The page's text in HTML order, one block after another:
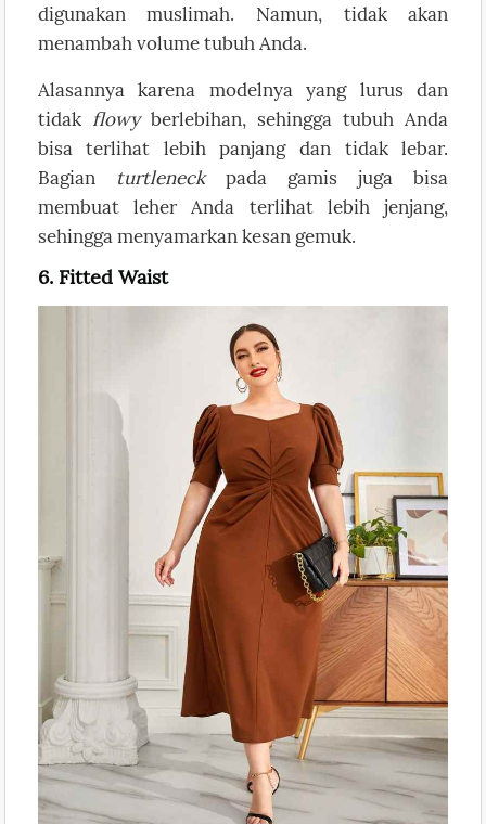
digunakan muslimah. Namun, tidak akan
menambah volume tubuh Anda.
Alasannya karena modelnya yang lurus dan
tidak flowyberlebihan, sehingga tubuh Anda
bisa terlihat lebih panjang dan tidak lebar.
Bagian
turtleneckpada gamis juga bisa
membuat leher Anda terlihat lebih jenjang,
sehingga menyamarkan kesan gemuk.
6. Fitted Waist